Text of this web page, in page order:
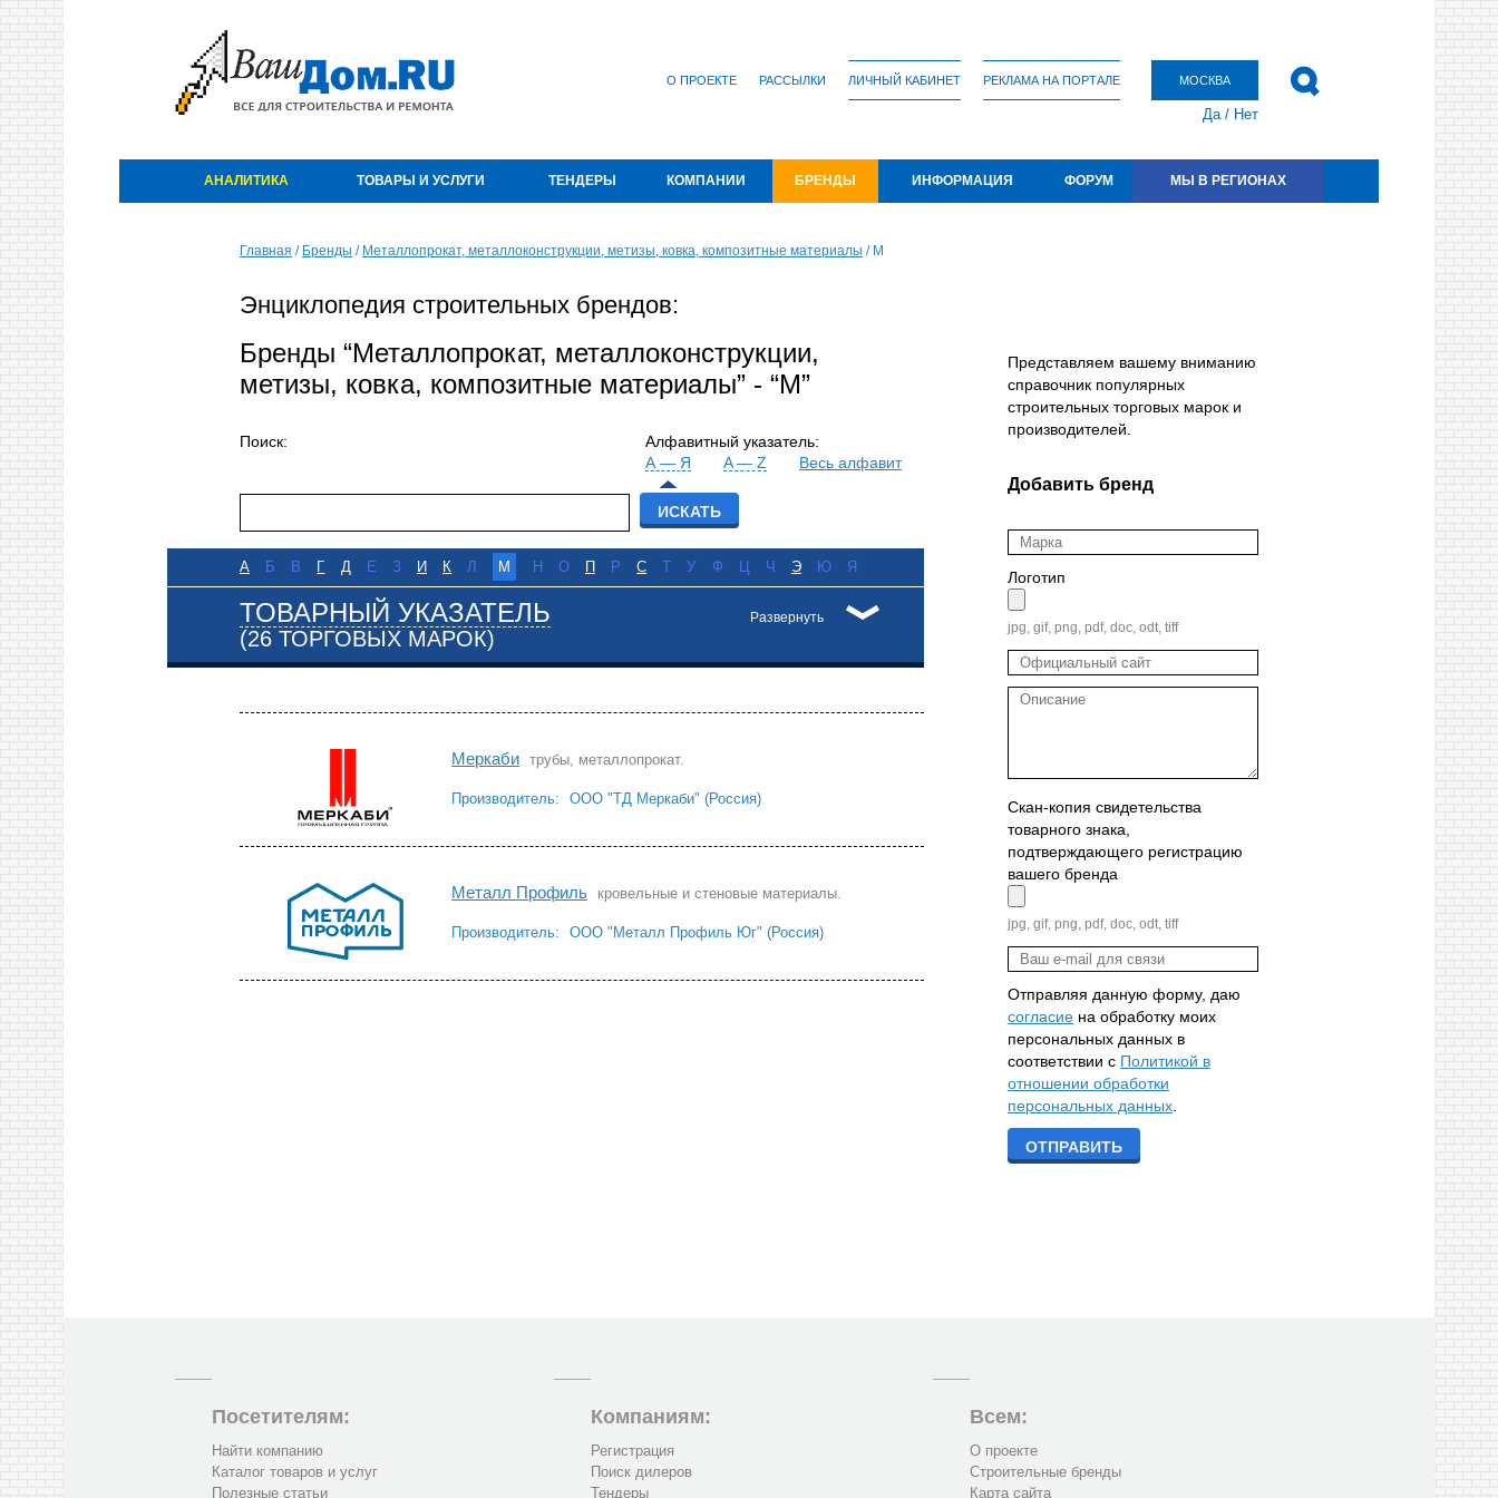
О ПРОЕКТЕ РАССЫЛКИ ЛИЧНЫЙ КАБИНЕТ РЕКЛАМА НА ПОРТАЛЕ МОСКВА
Да/ Нет
АНАЛИТИКА ТОВАРЫ И УСЛУГИ ТЕНДЕРЫ КОМПАНИИ БРЕНДЫ ИНФОРМАЦИЯ ФОРУМ МЫ В РЕГИОНАХ
Представляем вашему вниманию
справочник популярных
строительных торговых марок и
производителей.
Добавить бренд
Логотип
jpg, gif, png, pdf, doc, odt, tiff
Скан-копия свидетельства
товарного знака,
подтверждающего регистрацию
вашего бренда
jpg, gif, png, pdf, doc, odt, tiff
Отправляя данную форму, даю
согласие на обработку моих
персональных данных в
соответствии с Политикой в
отношении обработки
персональных данных
Главная / Бренды / Металлопрокат, металлоконструкции, метизы, ковка, композитные материалы /М
Энциклопедия строительных брендов:
Бренды “Металлопрокат, металлоконструкции,
метизы, ковка, композитные материалы” - “М”
Алфавитный указатель:
А — Я
A — Z Весь алфавит
Поиск:
А Б В Г Д Е З И К Л М Н О П Р С Т У Ф Ц Ч Э Ю Я
Развернуть
ТОВАРНЫЙ УКАЗАТЕЛЬ
(26 ТОРГОВЫХ МАРОК)
Меркаби трубы, металлопрокат.
Производитель: ООО "ТД Меркаби" (Россия)
Металл Профиль кровельные и стеновые материалы.
Производитель: ООО "Металл Профиль Юг" (Россия)
Посетителям:
Найти компанию
Каталог товаров и услуг
Полезные статьи
Компаниям:
Регистрация
Поиск дилеров
Тендеры
Всем:
О проекте
Строительные бренды
Карта сайта